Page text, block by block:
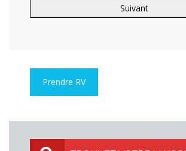
Prendre RV